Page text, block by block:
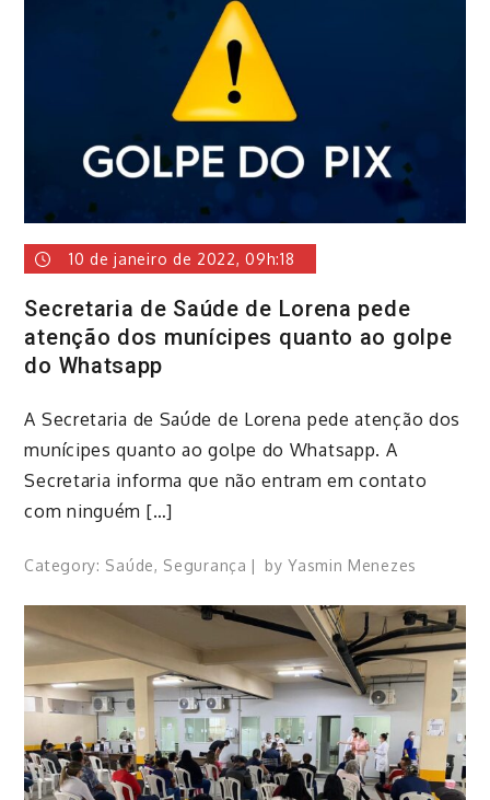
10 de janeiro de 2022, 09h:18
Secretaria de Saúde de Lorena pede
atenção dos munícipes quanto ao golpe
do Whatsapp
A Secretaria de Saúde de Lorena pede atenção dos
munícipes quanto ao golpe do Whatsapp. A
Secretaria informa que não entram em contato
com ninguém […]
Category: Saúde, Segurança byYasmin Menezes